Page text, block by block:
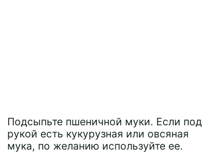
Подсыпьте пшеничной муки. Если под
рукой есть кукурузная или овсяная
мука, по желанию используйте ее.